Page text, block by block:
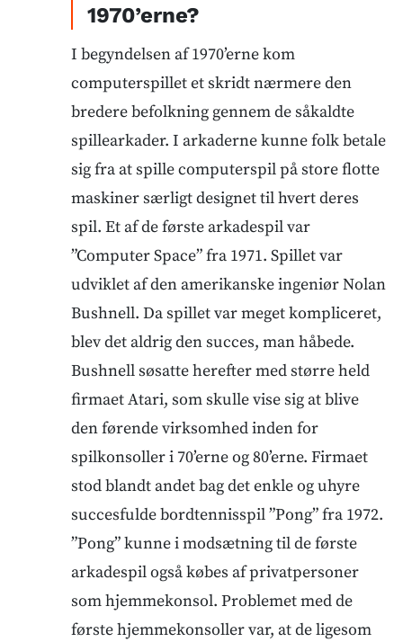
1970’erne?
I begyndelsen af 1970’erne kom
computerspillet et skridt nærmere den
bredere befolkning gennem de såkaldte
spillearkader. I arkaderne kunne folk betale
sig fra at spille computerspil på store flotte
maskiner særligt designet til hvert deres
spil. Et af de første arkadespil var
”Computer Space” fra 1971. Spillet var
udviklet af den amerikanske ingeniør Nolan
Bushnell. Da spillet var meget kompliceret,
blev det aldrig den succes, man håbede.
Bushnell søsatte herefter med større held
firmaet Atari, som skulle vise sig at blive
den førende virksomhed inden for
spilkonsoller i 70’erne og 80’erne. Firmaet
stod blandt andet bag det enkle og uhyre
succesfulde bordtennisspil ”Pong” fra 1972.
”Pong” kunne i modsætning til de første
arkadespil også købes af privatpersoner
som hjemmekonsol. Problemet med de
første hjemmekonsoller var, at de ligesom